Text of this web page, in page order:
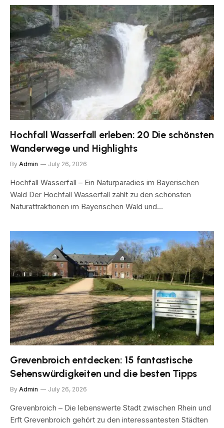
Hochfall Wasserfall erleben: 20 Die schönsten
Wanderwege und Highlights
By Admin July 26, 2026
Hochfall Wasserfall – Ein Naturparadies im Bayerischen
Wald Der Hochfall Wasserfall zählt zu den schönsten
Naturattraktionen im Bayerischen Wald und…
Grevenbroich entdecken: 15 fantastische
Sehenswürdigkeiten und die besten Tipps
By Admin July 26, 2026
Grevenbroich – Die lebenswerte Stadt zwischen Rhein und
Erft Grevenbroich gehört zu den interessantesten Städten